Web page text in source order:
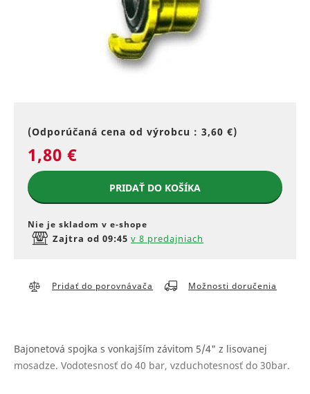
(Odporúčaná cena od výrobcu : 3,60 €)
1,80 €
PRIDAŤ DO KOŠÍKA
Nie je skladom v e‑shope
Zajtra od 09:45 v 8 predajniach
Pridať do porovnávača Možnosti doručenia
Bajonetová spojka s vonkajším závitom 5/4" z lisovanej
mosadze. Vodotesnosť do 40 bar, vzduchotesnosť do 30bar.